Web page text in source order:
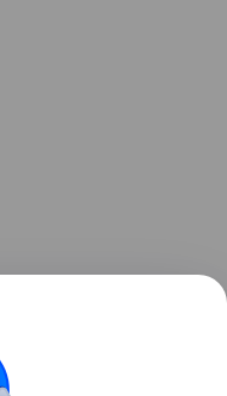
бабушку и